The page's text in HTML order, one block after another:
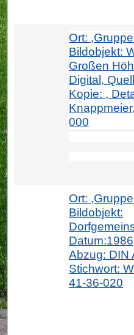
Ort:
Bildobjekt:
Großen
Digital,
Kopie: ,
000
Ort:
Bildobjekt:
Abzug: DIN
Stichwort:
41-36-020